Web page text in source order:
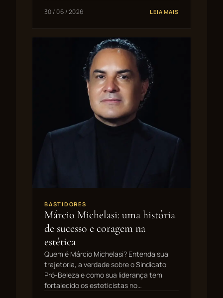
30 / 06 / 2026 LEIA MAIS
BASTIDORES
Márcio Michelasi: uma história
de sucesso e coragem na
estética
Quem é Márcio Michelasi? Entenda sua
trajetória, a verdade sobre o Sindicato
Pró-Beleza e como sua liderança tem
fortalecido os esteticistas no…